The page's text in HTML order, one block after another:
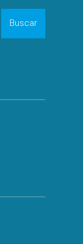
Buscar